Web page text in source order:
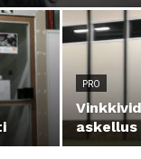
PRO
askellus